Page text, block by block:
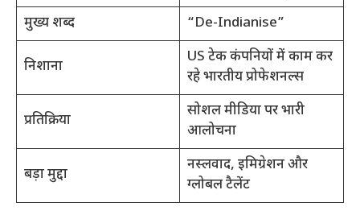
मुख्य शब्द
“De-Indianise”
निशाना
US टेक कंपनियों में काम कर
रहे भारतीय प्रोफेशनल्स
प्रतिक्रिया
सोशल मीडिया पर भारी
आलोचना
बड़ा मुद्दा
नस्लवाद, इमिग्रेशन और
ग्लोबल टैलेंट